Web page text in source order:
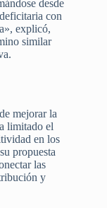
desde
con
explicó,
similar
mejorar la
limitado el
en los
propuesta
las
y